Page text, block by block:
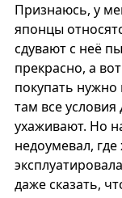
Признаюсь, у
японцы
сдувают с неё
прекрасно, а
покупать
там все условия
ухаживают. Но
недоумевал,
даже сказать,